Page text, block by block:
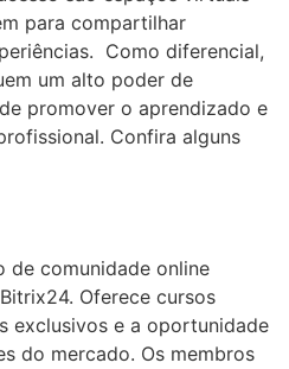
para compartilhar
Como diferencial,
um alto poder de
promover o aprendizado e
Confira alguns
de comunidade online
Oferece cursos
exclusivos e a oportunidade
do mercado. Os membros